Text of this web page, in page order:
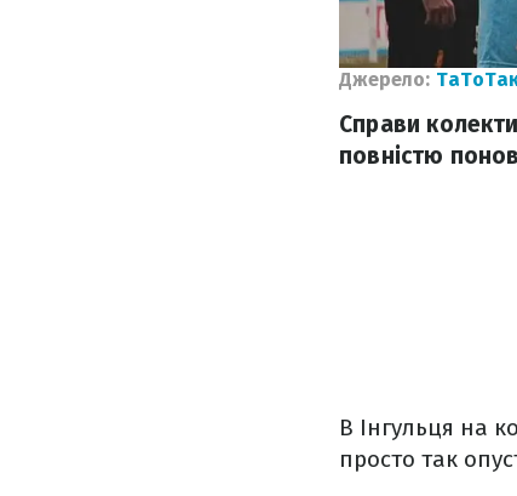
Джерело:
Справи
повністю
В Інгульця на
просто так